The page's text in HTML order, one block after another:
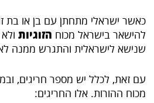
כאשר ישראלי מתחתן עם בן או בת
להישאר בישראל מכוח הזוגיות
שנישא לישראלית והתגרש ממנה
עם זאת, לכלל יש מספר חריגים,
מכוח ההורות. אלו החריגים: